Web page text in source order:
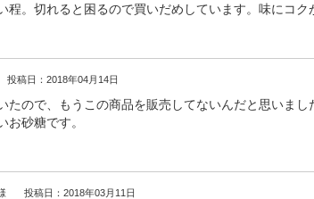
程。切れると困るので買いだめしています。味にコク
投稿日：2018年04月14日
たので、もうこの商品を販売してないんだと思いまし
お砂糖です。
投稿日：2018年03月11日